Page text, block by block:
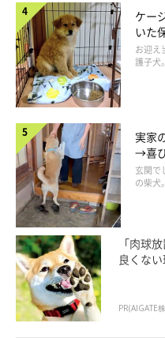
犬と散歩するのに虫ぐらい平
無理なものは無理なんだよ…
ケー
いた
服し
お迎え
護子犬
実家
→喜
にほ
玄関で
の柴犬
「肉球
良くな
PR(AIGATE